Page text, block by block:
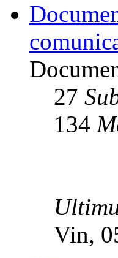
27
134
Vin,